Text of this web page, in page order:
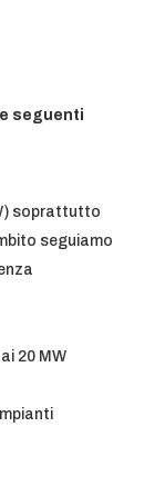
seguenti
soprattutto
seguiamo
20 MW